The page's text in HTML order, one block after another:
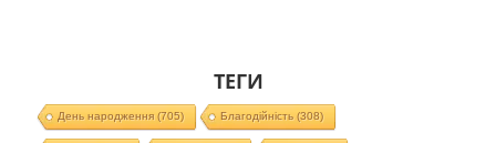
ТЕГИ
День народження(705) Благодійність(308)